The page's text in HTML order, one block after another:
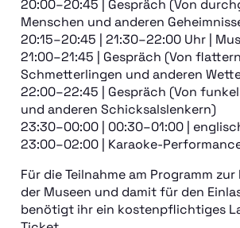
MINT-Berufe
20:00–20:45 | Gespräch (Von
Menschen und anderen
20:15–20:45 | 21:30–22:00 Uhr |
21:00–21:45 | Gespräch (Von
Schmetterlingen und anderen
22:00–22:45 | Gespräch (Von
und anderen Schicksalslenkern)
23:30–00:00 | 00:30–01:00 |
23:00–02:00 | Karaoke-
Für die Teilnahme am Programm
der Museen und damit für den
benötigt ihr ein kostenpflichtiges